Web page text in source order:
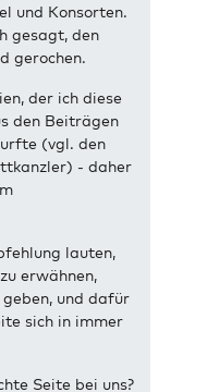
und Konsorten.
gesagt, den
gerochen.
der ich diese
den Beiträgen
(vgl. den
- daher
lauten,
erwähnen,
geben, und dafür
sich in immer
Seite bei uns?